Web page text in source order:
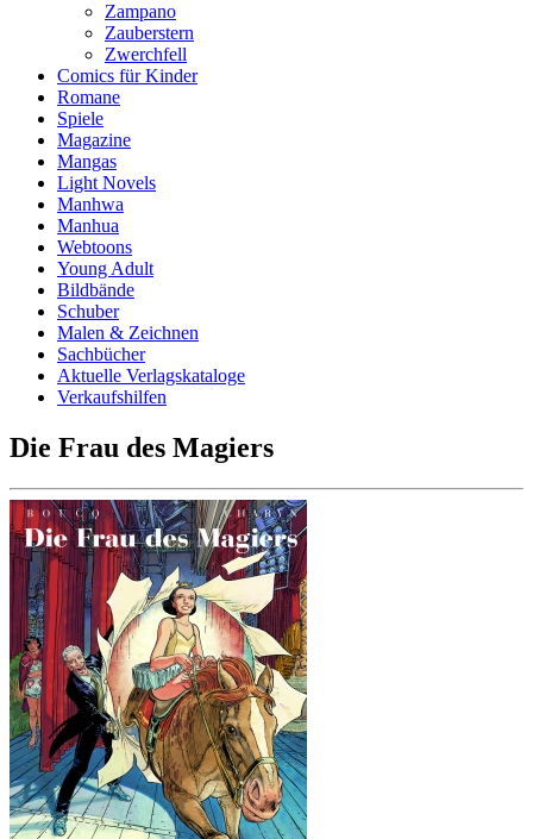
Zampano
Zauberstern
Zwerchfell
Comics für Kinder
Romane
Spiele
Magazine
Mangas
Light Novels
Manhwa
Manhua
Webtoons
Young Adult
Bildbände
Schuber
Malen & Zeichnen
Sachbücher
Aktuelle Verlagskataloge
Verkaufshilfen
Die Frau des Magiers